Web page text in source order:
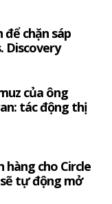
chặn sáp
Discovery
của ông
tác động thị
hàng cho Circle
tự động mở